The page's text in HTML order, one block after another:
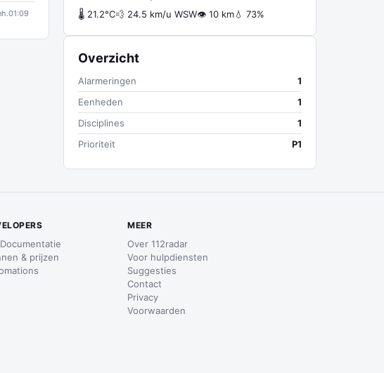
01:09 🌡 21.2°C💨 24.5 km/u WSW👁 10 km💧 73%
Overzicht
Alarmeringen
1
Eenheden
1
Disciplines
1
Prioriteit
P1
& prijzen
MEER
Over 112radar
Voor hulpdiensten
Suggesties
Contact
Privacy
Voorwaarden